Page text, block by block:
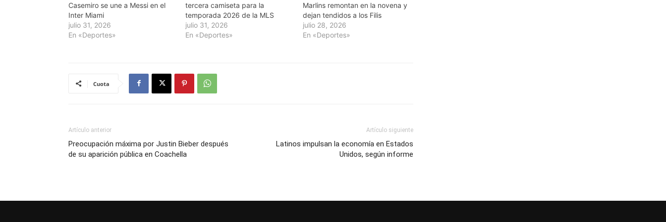
Casemiro se une a Messi en el
Inter Miami
julio 31, 2026
En «Deportes»
tercera camiseta para la
temporada 2026 de la MLS
julio 31, 2026
En «Deportes»
Marlins remontan en la novena y
dejan tendidos a los Filis
julio 28, 2026
En «Deportes»
Cuota
Artículo anterior
Preocupación máxima por Justin Bieber después
de su aparición pública en Coachella
Artículo siguiente
Latinos impulsan la economía en Estados
Unidos, según informe